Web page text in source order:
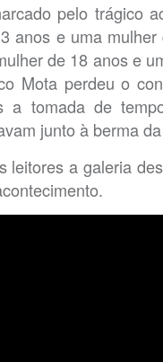
pelo trágico
anos e uma
de 18 anos e
Mota perdeu o
a tomada de
junto à berma
leitores a galeria